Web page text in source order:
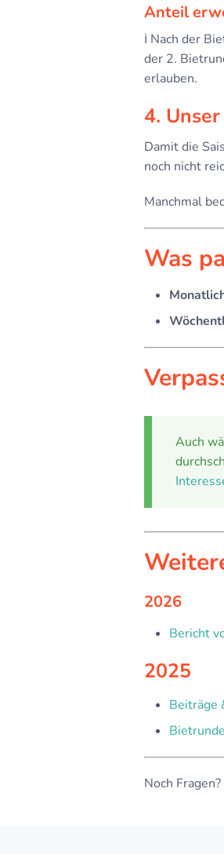
Anteil
ℹ️ Nach der
der 2.
erlauben.
4.
Damit die
noch nicht
Manchmal
Was
Auch
2026
Bericht
2025
Beiträge
Noch